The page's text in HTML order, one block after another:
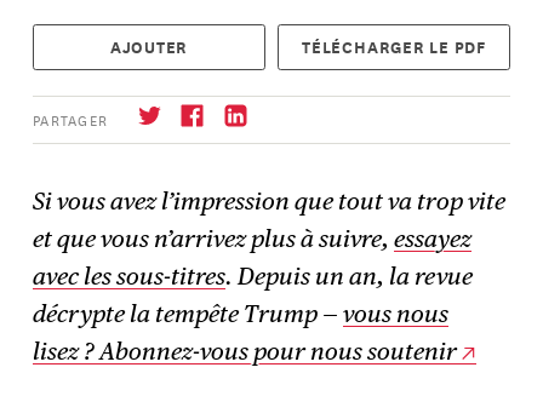
AJOUTER TÉLÉCHARGER LE PDF
PARTAGER
→ S'abonner
Si vous avez l’impression que tout va trop vite
et que vous n’arrivez plus à suivre,essayez
avec les sous-titres. Depuis un an, la revue
décrypte la tempête Trump —vous nous
lisez ? Abonnez-vous pour nous soutenir